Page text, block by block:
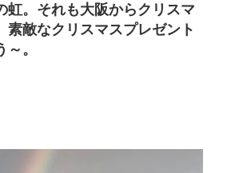
虹。それも大阪からクリスマ
素敵なクリスマスプレゼント
。